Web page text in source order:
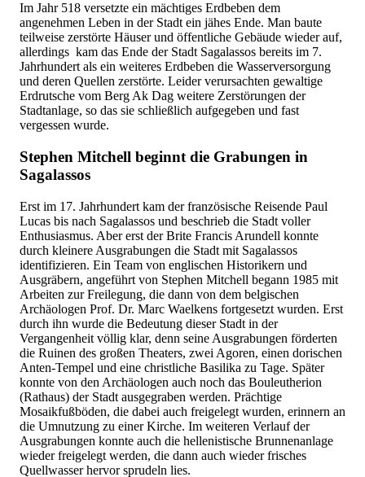
Im Jahr 518 versetzte ein mächtiges Erdbeben dem
angenehmen Leben in der Stadt ein jähes Ende. Man baute
teilweise zerstörte Häuser und öffentliche Gebäude wieder auf,
allerdings kam das Ende der Stadt Sagalassos bereits im 7.
Jahrhundert als ein weiteres Erdbeben die Wasserversorgung
und deren Quellen zerstörte. Leider verursachten gewaltige
Erdrutsche vom Berg Ak Dag weitere Zerstörungen der
Stadtanlage, so das sie schließlich aufgegeben und fast
vergessen wurde.
Stephen Mitchell beginnt die Grabungen in
Sagalassos
Erst im 17. Jahrhundert kam der französische Reisende Paul
Lucas bis nach Sagalassos und beschrieb die Stadt voller
Enthusiasmus. Aber erst der Brite Francis Arundell konnte
durch kleinere Ausgrabungen die Stadt mit Sagalassos
identifizieren. Ein Team von englischen Historikern und
Ausgräbern, angeführt von Stephen Mitchell begann 1985 mit
Arbeiten zur Freilegung, die dann von dem belgischen
Archäologen Prof. Dr. Marc Waelkens fortgesetzt wurden. Erst
durch ihn wurde die Bedeutung dieser Stadt in der
Vergangenheit völlig klar, denn seine Ausgrabungen förderten
die Ruinen des großen Theaters, zwei Agoren, einen dorischen
Anten-Tempel und eine christliche Basilika zu Tage. Später
konnte von den Archäologen auch noch das Bouleutherion
(Rathaus) der Stadt ausgegraben werden. Prächtige
Mosaikfußböden, die dabei auch freigelegt wurden, erinnern an
die Umnutzung zu einer Kirche. Im weiteren Verlauf der
Ausgrabungen konnte auch die hellenistische Brunnenanlage
wieder freigelegt werden, die dann auch wieder frisches
Quellwasser hervor sprudeln lies.